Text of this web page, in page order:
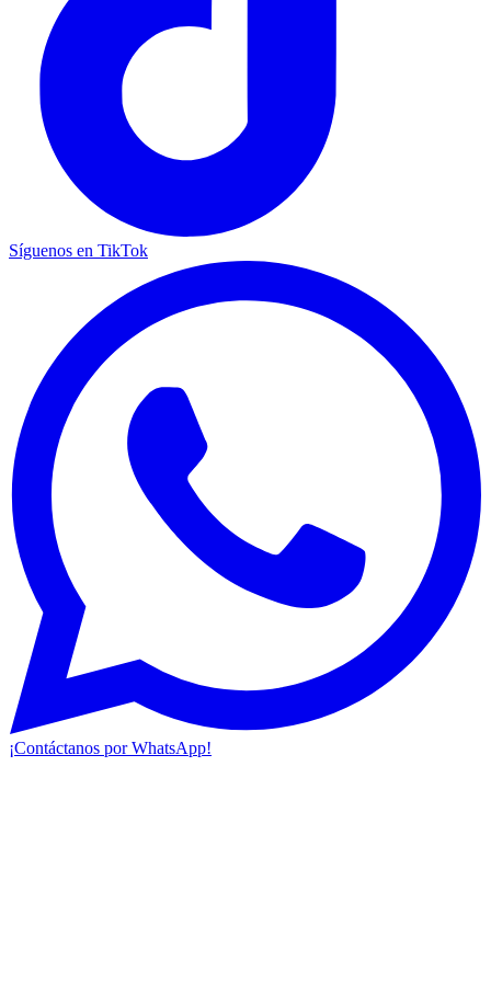
Síguenos en TikTok
¡Contáctanos por WhatsApp!